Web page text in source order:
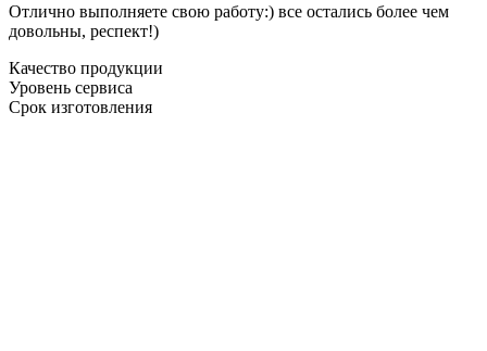
Отлично выполняете свою работу:) все остались более чем
довольны, респект!)
Качество продукции
Уровень сервиса
Срок изготовления